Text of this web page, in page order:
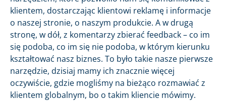
klientem, dostarczając klientowi reklamę i informacje
o naszej stronie, o naszym produkcie. A w drugą
stronę, w dół, z komentarzy zbierać feedback – co im
się podoba, co im się nie podoba, w którym kierunku
kształtować nasz biznes. To było takie nasze pierwsze
narzędzie, dzisiaj mamy ich znacznie więcej
oczywiście, gdzie mogliśmy na bieżąco rozmawiać z
klientem globalnym, bo o takim kliencie mówimy.